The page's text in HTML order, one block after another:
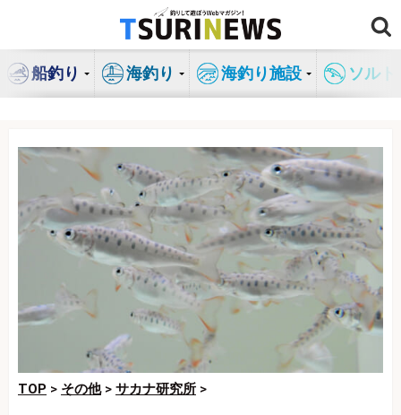
ン
船釣り 海釣り 海釣り施設 ソル
TOP > その他> サカナ研究所 >